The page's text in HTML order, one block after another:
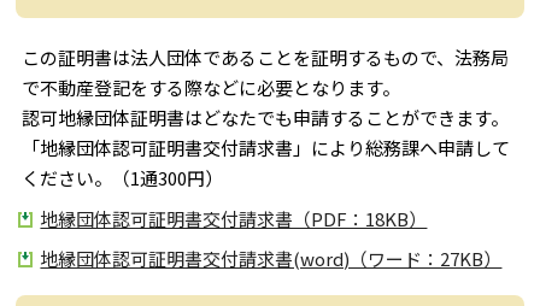
この証明書は法人団体であることを証明するもので、法務局
で不動産登記をする際などに必要となります。
認可地縁団体証明書はどなたでも申請することができます。
「地縁団体認可証明書交付請求書」により総務課へ申請して
ください。（1通300円）
地縁団体認可証明書交付請求書（PDF：18KB）
地縁団体認可証明書交付請求書(word)（ワード：27KB）